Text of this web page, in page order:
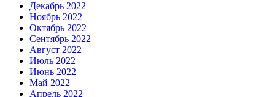
Декабрь 2022
Ноябрь 2022
Октябрь 2022
Сентябрь 2022
Август 2022
Июль 2022
Июнь 2022
Май 2022
Апрель 2022